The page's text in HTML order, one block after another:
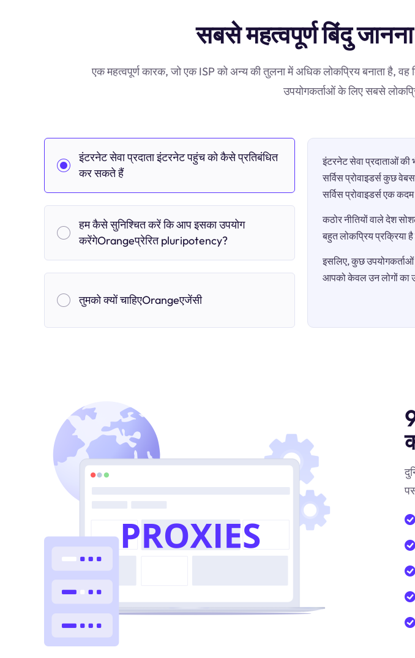
सबसे महत्वपूर्ण बिंदु
एक महत्वपूर्ण कारक, जो एक ISP को अन्य की तुलना में अधिक लोकप्रिय बनाता है,
उपयोगकर्ताओं के लिए सबसे
इंटरनेट सेवा प्रदाता इंटरनेट पहुंच को कैसे प्रतिबंधित
कर सकते हैं
हम कैसे सुनिश्चित करें कि आप इसका उपयोग
करेंगेOrangeप्रेरित pluripotency?
तुमको क्यों चाहिएOrangeएजेंसी
इंटरनेट सेवा प्रदाताओं की
सर्विस प्रोवाइडर्स कुछ
सर्विस प्रोवाइडर्स एक
कठोर नीतियों वाले देश
बहुत लोकप्रिय प्रक्रिया
इसलिए, कुछ उपयोगकर्ताओं
आपको केवल उन लोगों का